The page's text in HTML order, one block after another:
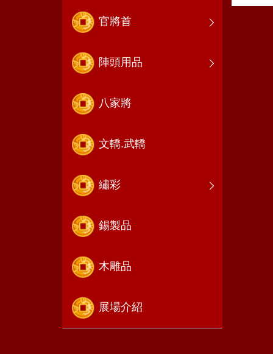
官將首
陣頭用品
八家將
文轎.武轎
繡彩
錫製品
木雕品
展場介紹